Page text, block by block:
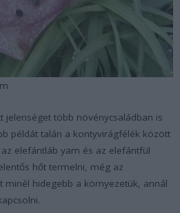
jelenséget több növénycsaládban is
példát talán a kontyvirágfélék között
elefántláb yam és az elefántfül
hőt termelni, még az
minél hidegebb a környezetük, annál